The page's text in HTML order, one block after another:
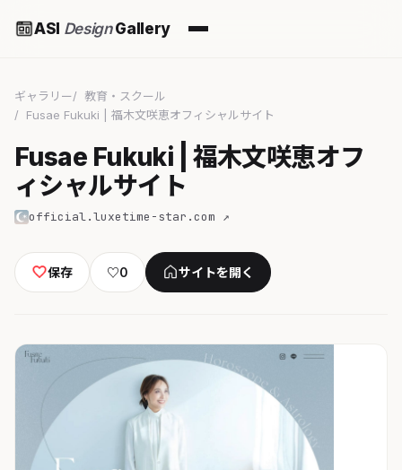
ASI DesignGallery
ギャラリー
教育・スクール
Fusae Fukuki | 福木文咲恵オフィシャルサイト
Fusae Fukuki | 福木文咲恵オフ
ィシャルサイト
official.luxetime-star.com ↗
保存 ♡0 サイトを開く